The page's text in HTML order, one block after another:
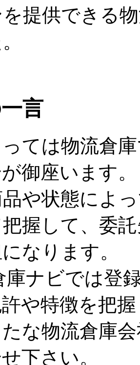
提供できる
言
ては物流倉
御座います。
品や状態によ
握して、委
なります。
庫ナビでは登
や特徴を把
な物流倉庫
下さい。